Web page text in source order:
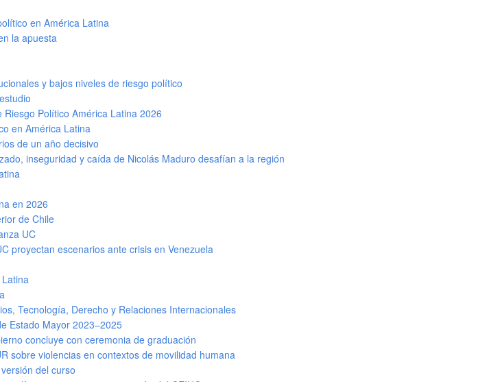
en América Latina
la apuesta
y bajos niveles de riesgo político
Político América Latina 2026
en América Latina
de un año decisivo
inseguridad y caída de Nicolás Maduro desafían a la región
en 2026
de Chile
UC
proyectan escenarios ante crisis en Venezuela
Tecnología, Derecho y Relaciones Internacionales
Estado Mayor 2023–2025
concluye con ceremonia de graduación
sobre violencias en contextos de movilidad humana
del curso